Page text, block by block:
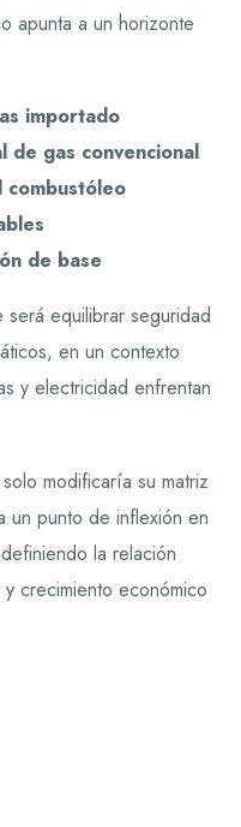
apunta a un horizonte
importado
de gas convencional
combustóleo
de base
será equilibrar seguridad
en un contexto
y electricidad enfrentan
modificaría su matriz
un punto de inflexión en
la relación
crecimiento económico